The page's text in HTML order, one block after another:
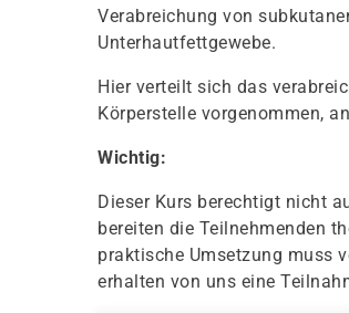
Verabreichung von
Unterhautfettgewebe.
Hier verteilt sich das
Körperstelle vorgenommen,
Wichtig:
Dieser Kurs berechtigt nicht
bereiten die Teilnehmenden
praktische Umsetzung muss
erhalten von uns eine